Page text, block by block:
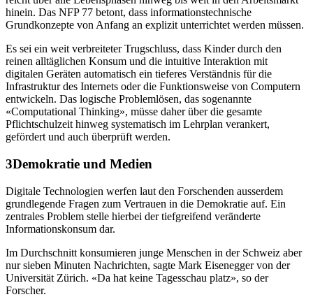
hinein. Das NFP 77 betont, dass informationstechnische
Grundkonzepte von Anfang an explizit unterrichtet werden müssen.
Es sei ein weit verbreiteter Trugschluss, dass Kinder durch den
reinen alltäglichen Konsum und die intuitive Interaktion mit
digitalen Geräten automatisch ein tieferes Verständnis für die
Infrastruktur des Internets oder die Funktionsweise von Computern
entwickeln. Das logische Problemlösen, das sogenannte
«Computational Thinking», müsse daher über die gesamte
Pflichtschulzeit hinweg systematisch im Lehrplan verankert,
gefördert und auch überprüft werden.
Demokratie und Medien
Digitale Technologien werfen laut den Forschenden ausserdem
grundlegende Fragen zum Vertrauen in die Demokratie auf. Ein
zentrales Problem stelle hierbei der tiefgreifend veränderte
Informationskonsum dar.
Im Durchschnitt konsumieren junge Menschen in der Schweiz aber
nur sieben Minuten Nachrichten, sagte Mark Eisenegger von der
Universität Zürich. «Da hat keine Tagesschau platz», so der
Forscher.